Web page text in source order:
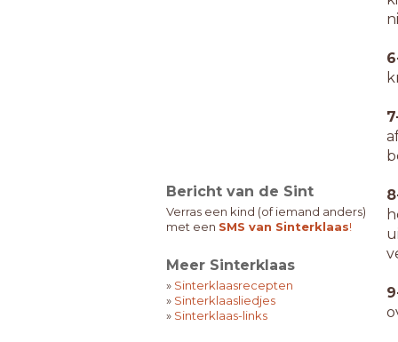
Bericht van de Sint
Verras een kind (of iemand anders)
met een SMS van Sinterklaas!
Meer Sinterklaas
» Sinterklaasrecepten
» Sinterklaasliedjes
» Sinterklaas-links